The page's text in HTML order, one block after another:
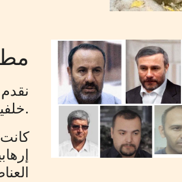
خلفية نشاطاتها وانتمائها التنظيمي.
كانت